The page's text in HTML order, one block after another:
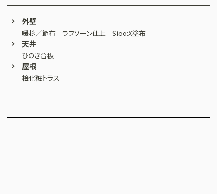
外壁
暖杉／節有 ラフソーン仕上 Sioo:X塗布
天井
ひのき合板
屋根
桧化粧トラス